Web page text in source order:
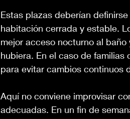
Estas plazas deberían
habitación cerrada y estable.
mejor acceso nocturno al
hubiera. En el caso de
para evitar cambios continuos
Aquí no conviene improvisar
adecuadas. En un fin de